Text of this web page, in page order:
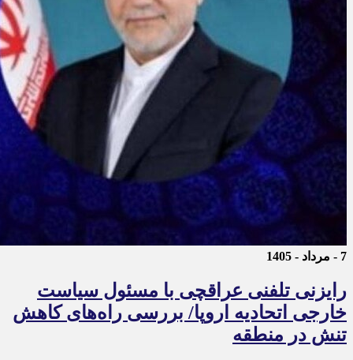
7 - مرداد - 1405
رایزنی تلفنی عراقچی با مسئول سیاست
خارجی اتحادیه اروپا/ بررسی راه‌های کاهش
تنش در منطقه